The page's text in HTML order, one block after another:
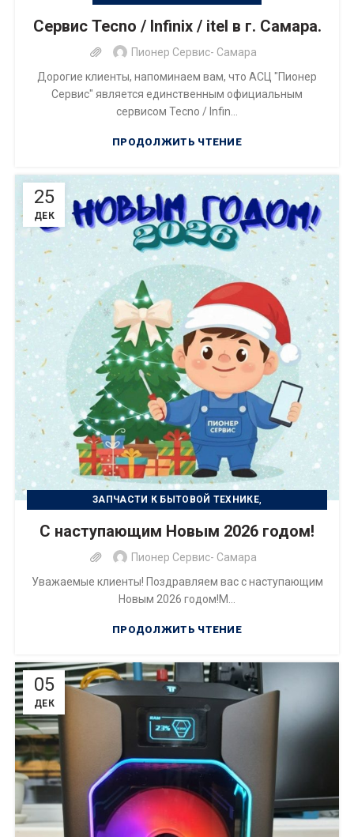
Сервис Tecno / Infinix / itel в г. Самара.
Пионер Сервис- Самара
Дорогие клиенты, напоминаем вам, что АСЦ "Пионер
Сервис" является единственным официальным
сервисом Tecno / Infin...
ПРОДОЛЖИТЬ ЧТЕНИЕ
25
ДЕК
ЗАПЧАСТИ К БЫТОВОЙ ТЕХНИКЕ,
РЕМОНТ ЦИФРОВОЙ ТЕХНИКИ
С наступающим Новым 2026 годом!
Пионер Сервис- Самара
Уважаемые клиенты! Поздравляем вас с наступающим
Новым 2026 годом!М...
ПРОДОЛЖИТЬ ЧТЕНИЕ
05
ДЕК